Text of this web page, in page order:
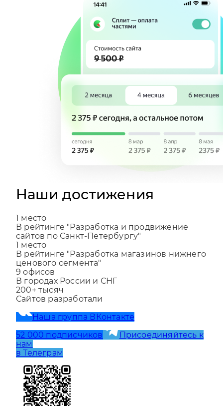
Наши достижения
1место
В рейтинге "Разработка и продвижение
сайтов по Санкт-Петербургу"
1место
В рейтинге "Разработка магазинов нижнего
ценового сегмента"
9 офисов
В городах России и СНГ
200+тысяч
52 000 подписчиков
нам